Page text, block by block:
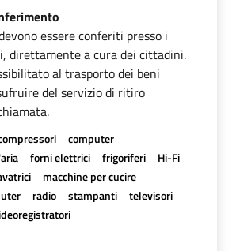
essere conferiti presso i
direttamente a cura dei cittadini.
al trasporto dei beni
del servizio di ritiro
computer
forni elettrici frigoriferi
Hi-Fi
macchine per cucire
radio stampanti
televisori